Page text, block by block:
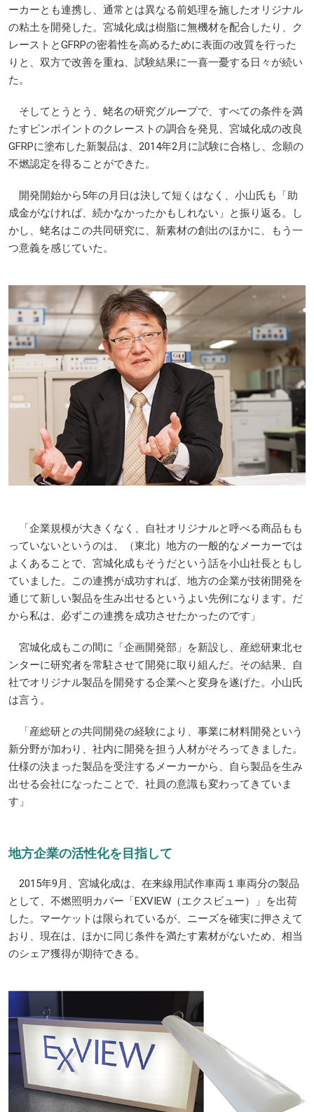
ーカーとも連携し、通常とは異なる前処理を施したオリジナル
の粘土を開発した。宮城化成は樹脂に無機材を配合したり、ク
レーストとGFRPの密着性を高めるために表面の改質を行った
りと、双方で改善を重ね、試験結果に一喜一憂する日々が続い
た。
そしてとうとう、蛯名の研究グループで、すべての条件を満
たすピンポイントのクレーストの調合を発見、宮城化成の改良
GFRPに塗布した新製品は、2014年2月に試験に合格し、念願の
不燃認定を得ることができた。
開発開始から5年の月日は決して短くはなく、小山氏も「助
成金がなければ、続かなかったかもしれない」と振り返る。し
かし、蛯名はこの共同研究に、新素材の創出のほかに、もう一
つ意義を感じていた。
「企業規模が大きくなく、自社オリジナルと呼べる商品もも
っていないというのは、（東北）地方の一般的なメーカーでは
よくあることで、宮城化成もそうだという話を小山社長ともし
ていました。この連携が成功すれば、地方の企業が技術開発を
通じて新しい製品を生み出せるというよい先例になります。だ
から私は、必ずこの連携を成功させたかったのです」
宮城化成もこの間に「企画開発部」を新設し、産総研東北セ
ンターに研究者を常駐させて開発に取り組んだ。その結果、自
社でオリジナル製品を開発する企業へと変身を遂げた。小山氏
は言う。
「産総研との共同開発の経験により、事業に材料開発という
新分野が加わり、社内に開発を担う人材がそろってきました。
仕様の決まった製品を受注するメーカーから、自ら製品を生み
出せる会社になったことで、社員の意識も変わってきていま
す」
地方企業の活性化を目指して
2015年9月、宮城化成は、在来線用試作車両１車両分の製品
として、不燃照明カバー「EXVIEW（エクスビュー）」を出荷
した。マーケットは限られているが、ニーズを確実に押さえて
おり、現在は、ほかに同じ条件を満たす素材がないため、相当
のシェア獲得が期待できる。